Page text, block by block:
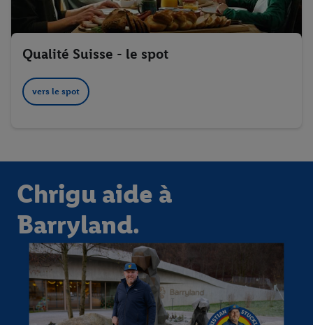
Qualité Suisse - le spot
vers le spot
Chrigu aide à
Barryland.